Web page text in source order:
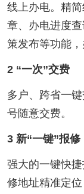
线上办电。精
章、办电进度
策发布等功能
2 “一次”交费
多户、跨省一
号随意交费。
3 新“一键”报修
强大的一键快
修地址精准定